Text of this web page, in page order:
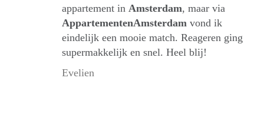
appartement in Amsterdam, maar via
AppartementenAmsterdam vond ik
eindelijk een mooie match. Reageren ging
supermakkelijk en snel. Heel blij!
Evelien